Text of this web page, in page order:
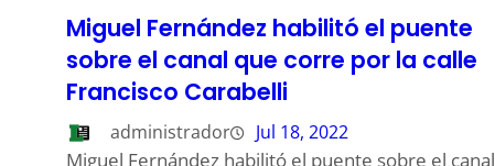
Miguel Fernández habilitó el puente
sobre el canal que corre por la calle
Francisco Carabelli
administrador Jul 18, 2022
Miguel Fernández habilitó el puente sobre el canal